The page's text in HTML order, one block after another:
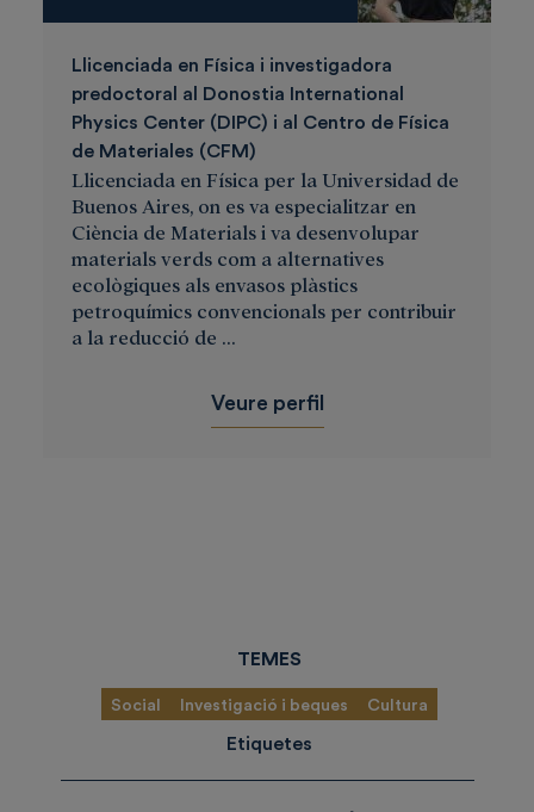
Llicenciada en Física i investigadora
predoctoral al Donostia International
Physics Center (DIPC) i al Centro de Física
de Materiales (CFM)
Llicenciada en Física per la Universidad de
Buenos Aires, on es va especialitzar en
Ciència de Materials i va desenvolupar
materials verds com a alternatives
ecològiques als envasos plàstics
petroquímics convencionals per contribuir
a la reducció de ...
Veure perfil
TEMES
Social Investigació i beques Cultura
Etiquetes